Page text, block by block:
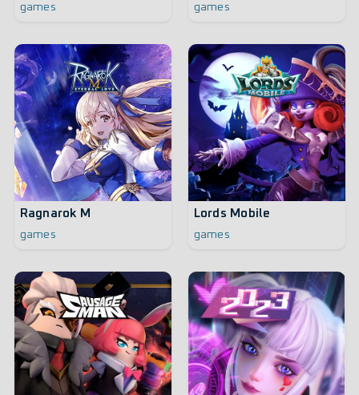
games games
Ragnarok M
games
Lords Mobile
games